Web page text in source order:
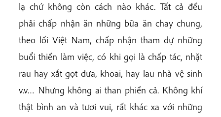
lạ chứ không còn cách nào khác. Tất cả đều
phải chấp nhận ăn những bữa ăn chay chung,
theo lối Việt Nam, chấp nhận tham dự những
buổi thiền làm việc, có khi gọi là chấp tác, nhặt
rau hay xắt gọt dưa, khoai, hay lau nhà vệ sinh
v.v… Nhưng không ai than phiền cả. Không khí
thật bình an và tươi vui, rất khác xa với những